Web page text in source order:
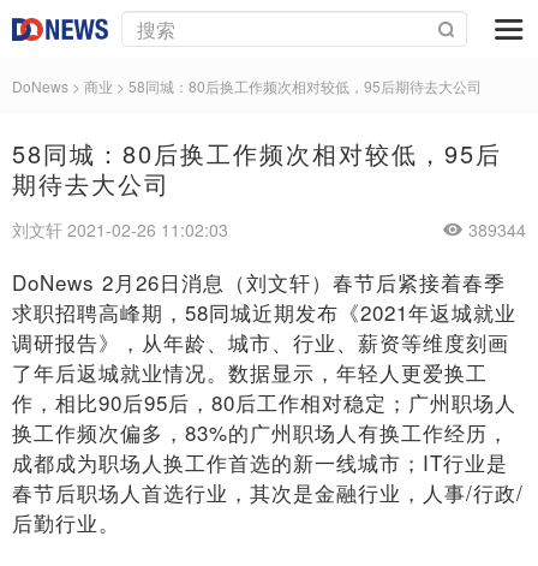
DoNews > 商业 > 58同城：80后换工作频次相对较低，95后期待去大公司
58同城：80后换工作频次相对较低，95后
期待去大公司
刘文轩 2021-02-26 11:02:03 389344
DoNews 2月26日消息（刘文轩）春节后紧接着春季
求职招聘高峰期，58同城近期发布《2021年返城就业
调研报告》，从年龄、城市、行业、薪资等维度刻画
了年后返城就业情况。数据显示，年轻人更爱换工
作，相比90后95后，80后工作相对稳定；广州职场人
换工作频次偏多，83%的广州职场人有换工作经历，
成都成为职场人换工作首选的新一线城市；IT行业是
春节后职场人首选行业，其次是金融行业，人事/行政/
后勤行业。